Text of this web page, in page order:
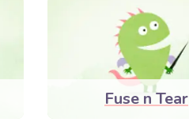
Fuse n Tear